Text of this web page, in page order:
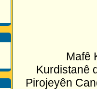
Mafê
Kurdistanê
Pirojeyên